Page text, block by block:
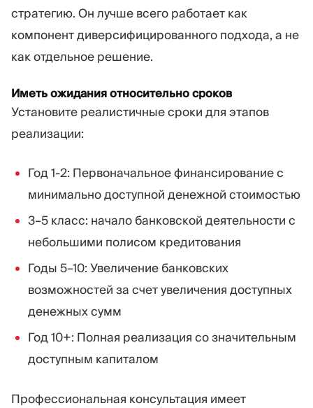
стратегию. Он лучше всего работает как
компонент диверсифицированного подхода, а не
как отдельное решение.
Иметь ожидания относительно сроков
Установите реалистичные сроки для этапов
реализации:
Год 1-2: Первоначальное финансирование с
минимально доступной денежной стоимостью
3–5 класс: начало банковской деятельности с
небольшими полисом кредитования
Годы 5–10: Увеличение банковских
возможностей за счет увеличения доступных
денежных сумм
Год 10+: Полная реализация со значительным
доступным капиталом
Профессиональная консультация имеет